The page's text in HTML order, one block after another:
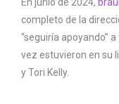
completo de la
“seguiría apoyando”
vez estuvieron en su
y Tori Kelly.